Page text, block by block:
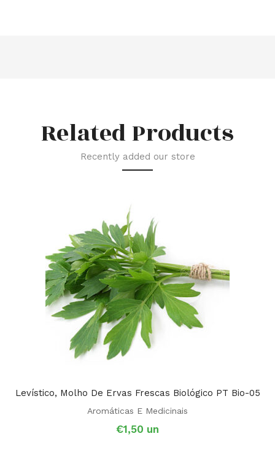
Related Products
Recently added our store
Levístico, Molho De Ervas Frescas Biológico PT Bio-05
Aromáticas E Medicinais
€1,50 un